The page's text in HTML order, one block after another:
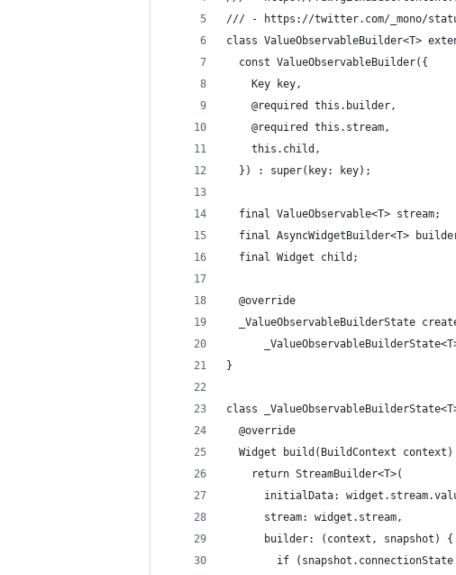
/// - https://twitter.com/_mono/status/
class ValueObservableBuilder<T>
  const ValueObservableBuilder({
    Key key,
    @required this.builder,
    @required this.stream,
    this.child,
  }) : super(key: key);
  final ValueObservable<T> stream;
final AsyncWidgetBuilder<T>
  final Widget child;
  @override
_ValueObservableBuilderState
}
class
  @override
Widget build(BuildContext context)
    return StreamBuilder<T>(
initialData:
      stream: widget.stream,
      builder: (context, snapshot) {
if